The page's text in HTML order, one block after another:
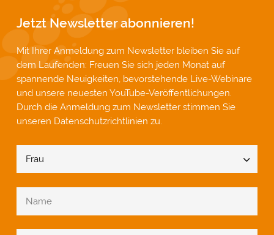
Jetzt Newsletter abonnieren!
Mit Ihrer Anmeldung zum Newsletter bleiben Sie auf
dem Laufenden: Freuen Sie sich jeden Monat auf
spannende Neuigkeiten, bevorstehende Live-Webinare
und unsere neuesten YouTube-Veröffentlichungen.
Durch die Anmeldung zum Newsletter stimmen Sie
unseren Datenschutzrichtlinien zu.